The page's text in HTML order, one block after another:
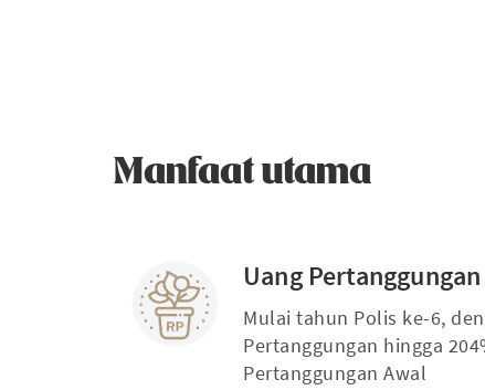
Manfaat utama
Uang
Mulai tahun Polis ke-6,
Pertanggungan hingga
Pertanggungan Awal